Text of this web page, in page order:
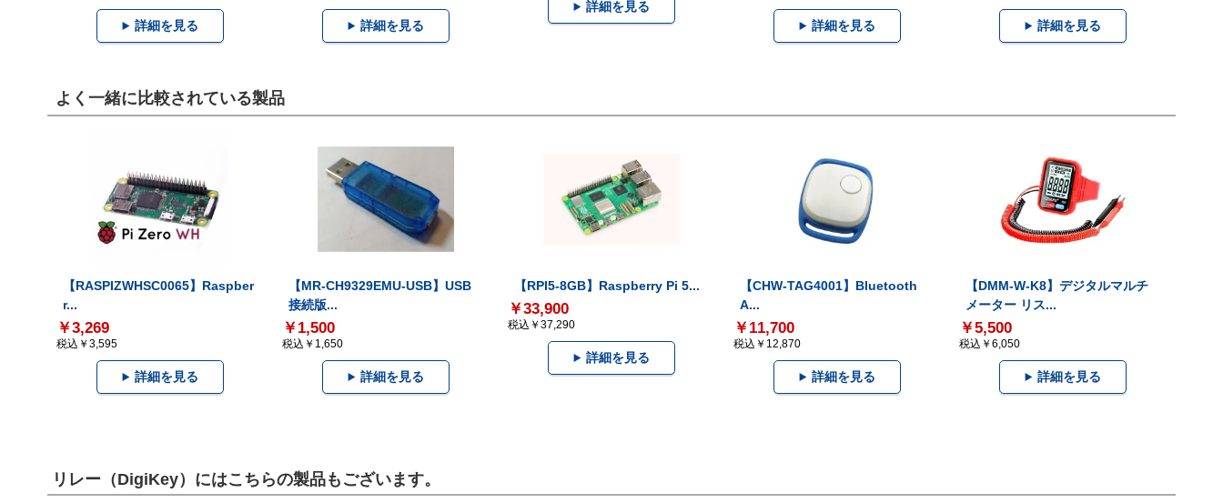
詳細を見る 詳細を見る
詳細を見る
詳細を見る 詳細を見る
よく一緒に比較されている製品
【RASPIZWHSC0065】Raspber
r...
￥3,269
税込￥3,595
詳細を見る
【MR-CH9329EMU-USB】USB
接続版...
￥1,500
税込￥1,650
詳細を見る
【RPI5-8GB】Raspberry Pi 5...
￥33,900
税込￥37,290
詳細を見る
【CHW-TAG4001】Bluetooth
A...
￥11,700
税込￥12,870
詳細を見る
【DMM-W-K8】デジタルマルチ
メーター リス...
￥5,500
税込￥6,050
詳細を見る
リレー（DigiKey）にはこちらの製品もございます。